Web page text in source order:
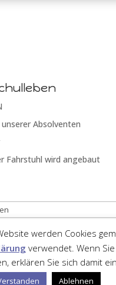
Absolventen
Fahrstuhl wird angebaut
Elegant Themes |
WordPress
werden Cookies
verwendet. Wenn
erklären Sie sich damit
Ablehnen